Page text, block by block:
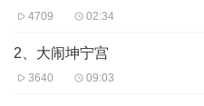
4709 02:34
2、大闹坤宁宫
3640 09:03